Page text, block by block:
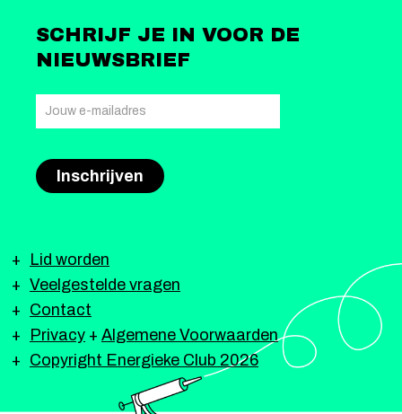
SCHRIJF JE IN VOOR DE
NIEUWSBRIEF
Lid worden
Veelgestelde vragen
Contact
Privacy + Algemene Voorwaarden
Copyright Energieke Club 2026